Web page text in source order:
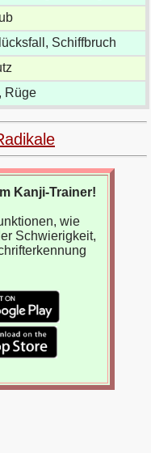
Schiffbruch
Rüge
Kanji-Trainer!
wie
Schwierigkeit,